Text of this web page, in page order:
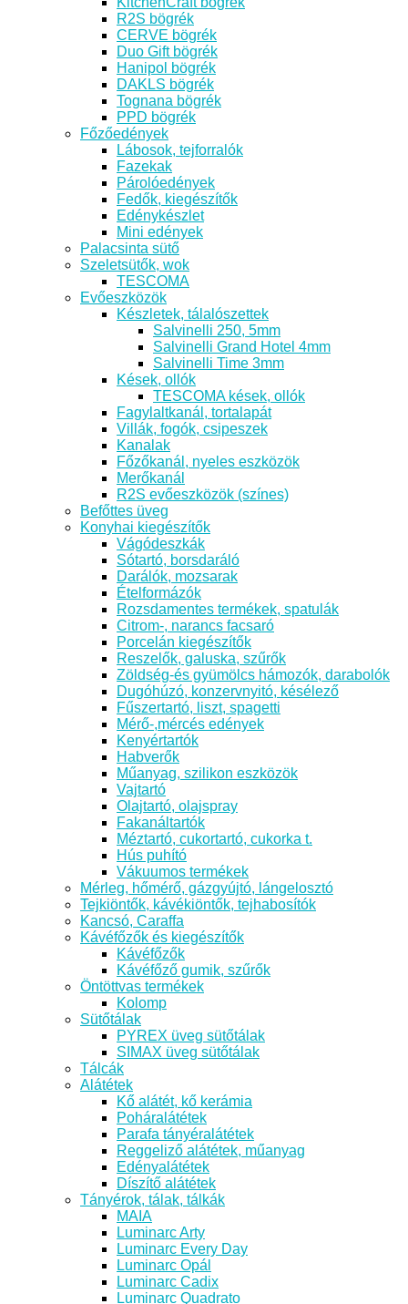
R2S bögrék
CERVE bögrék
Duo Gift bögrék
Hanipol bögrék
DAKLS bögrék
Tognana bögrék
PPD bögrék
Főzőedények
Lábosok, tejforralók
Fazekak
Párolóedények
Fedők, kiegészítők
Edénykészlet
Mini edények
Palacsinta sütő
Szeletsütők, wok
TESCOMA
Evőeszközök
Készletek, tálalószettek
Salvinelli 250, 5mm
Salvinelli Grand Hotel 4mm
Salvinelli Time 3mm
Kések, ollók
TESCOMA kések, ollók
Fagylaltkanál, tortalapát
Villák, fogók, csipeszek
Kanalak
Főzőkanál, nyeles eszközök
Merőkanál
R2S evőeszközök (színes)
Befőttes üveg
Konyhai kiegészítők
Vágódeszkák
Sótartó, borsdaráló
Darálók, mozsarak
Ételformázók
Rozsdamentes termékek, spatulák
Citrom-, narancs facsaró
Porcelán kiegészítők
Reszelők, galuska, szűrők
Zöldség-és gyümölcs hámozók, darabolók
Dugóhúzó, konzervnyitó, késélező
Fűszertartó, liszt, spagetti
Mérő-,mércés edények
Kenyértartók
Habverők
Műanyag, szilikon eszközök
Vajtartó
Olajtartó, olajspray
Fakanáltartók
Méztartó, cukortartó, cukorka t.
Hús puhító
Vákuumos termékek
Mérleg, hőmérő, gázgyújtó, lángelosztó
Tejkiöntők, kávékiöntők, tejhabosítók
Kancsó, Caraffa
Kávéfőzők és kiegészítők
Kávéfőzők
Kávéfőző gumik, szűrők
Öntöttvas termékek
Kolomp
Sütőtálak
PYREX üveg sütőtálak
SIMAX üveg sütőtálak
Tálcák
Alátétek
Kő alátét, kő kerámia
Poháralátétek
Parafa tányéralátétek
Reggeliző alátétek, műanyag
Edényalátétek
Díszítő alátétek
Tányérok, tálak, tálkák
MAIA
Luminarc Arty
Luminarc Every Day
Luminarc Opál
Luminarc Cadix
Luminarc Quadrato